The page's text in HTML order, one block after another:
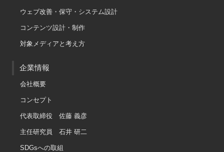
ウェブ改善・保守・システム設計
コンテンツ設計・制作
対象メディアと考え方
企業情報
会社概要
コンセプト
代表取締役 佐藤 義彦
主任研究員 石井 研二
SDGsへの取組